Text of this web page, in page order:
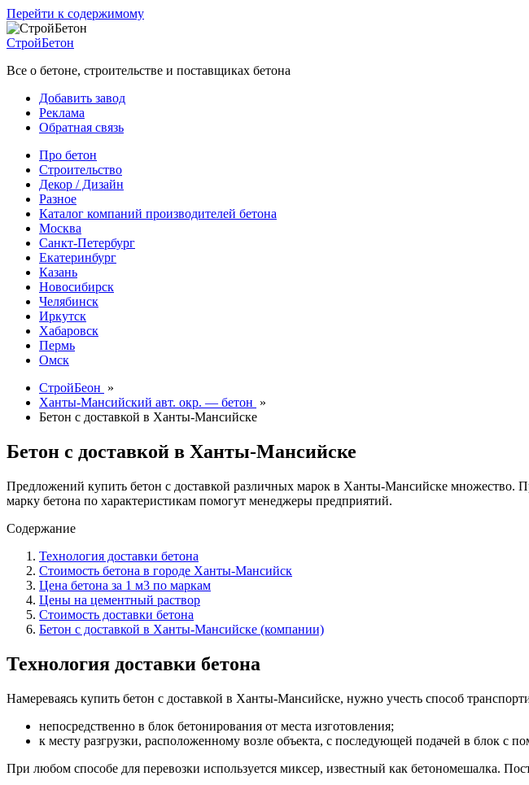
Перейти к содержимому
СтройБетон
Все о бетоне, строительстве и поставщиках бетона
Добавить завод
Реклама
Обратная связь
Про бетон
Строительство
Декор / Дизайн
Разное
Каталог компаний производителей бетона
Москва
Санкт-Петербург
Екатеринбург
Казань
Новосибирск
Челябинск
Иркутск
Хабаровск
Пермь
Омск
СтройБеон »
Ханты-Мансийский авт. окр. — бетон »
Бетон с доставкой в Ханты-Мансийске
Бетон с доставкой в Ханты-Мансийске
Предложений купить бетон с доставкой различных марок в Ханты-Мансийске
марку бетона по характеристикам помогут менеджеры предприятий.
Содержание
Технология доставки бетона
Стоимость бетона в городе Ханты-Мансийск
Цена бетона за 1 м3 по маркам
Цены на цементный раствор
Стоимость доставки бетона
Бетон с доставкой в Ханты-Мансийске (компании)
Технология доставки бетона
Намереваясь купить бетон с доставкой в Ханты-Мансийске, нужно учесть способ
непосредственно в блок бетонирования от места изготовления;
к месту разгрузки, расположенному возле объекта, с последующей подачей в блок с
При любом способе для перевозки используется миксер, известный как бетономешалка.